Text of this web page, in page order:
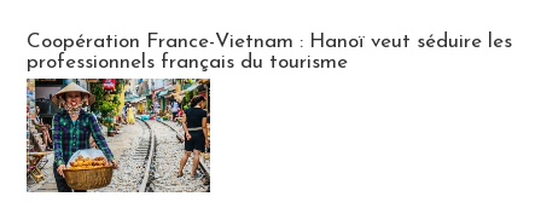
Coopération France-Vietnam : Hanoï veut séduire les
professionnels français du tourisme